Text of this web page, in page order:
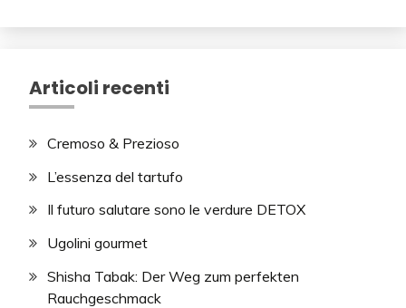
Articoli recenti
Cremoso & Prezioso
L’essenza del tartufo
Il futuro salutare sono le verdure DETOX
Ugolini gourmet
Shisha Tabak: Der Weg zum perfekten
Rauchgeschmack